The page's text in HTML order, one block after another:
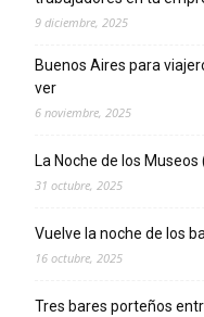
9 diciembre, 2025
Buenos Aires para
ver
6 noviembre, 2025
La Noche de los
31 octubre, 2025
Vuelve la noche de los
16 octubre, 2025
Tres bares porteños